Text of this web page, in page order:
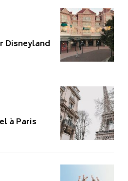
Disneyland
à Paris